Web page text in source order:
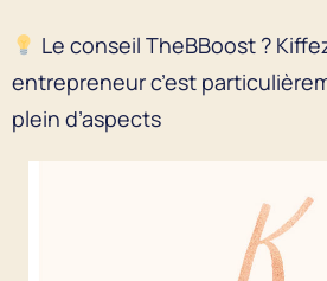
Le conseil TheBBoost ?
entrepreneur c’est
plein d’aspects